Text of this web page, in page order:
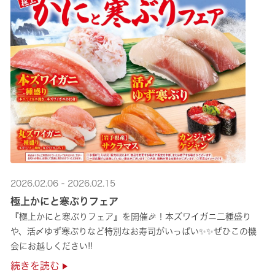
2026.02.06 - 2026.02.15
極上かにと寒ぶりフェア
『極上かにと寒ぶりフェア』を開催🎉！本ズワイガニ二種盛り
や、活〆ゆず寒ぶりなど特別なお寿司がいっぱい✨✨ぜひこの機
会にお越しください!!
続きを読む